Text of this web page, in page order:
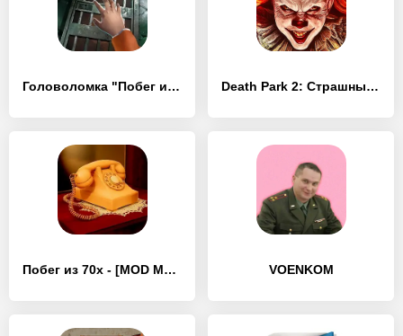
Головоломка "Побег из Тюрьмы" - [MOD Бесконечные монеты] Death Park 2: Страшный Клоун - [MOD Бесконечные монеты]
Побег из 70х - [MOD Много монет] VOENKOM